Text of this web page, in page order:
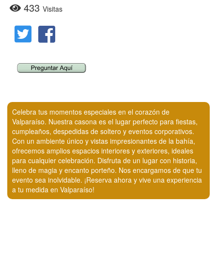
433 Visitas
Celebra tus momentos especiales en el corazón de
Valparaíso. Nuestra casona es el lugar perfecto para fiestas,
cumpleaños, despedidas de soltero y eventos corporativos.
Con un ambiente único y vistas impresionantes de la bahía,
ofrecemos amplios espacios interiores y exteriores, ideales
para cualquier celebración. Disfruta de un lugar con historia,
lleno de magia y encanto porteño. Nos encargamos de que tu
evento sea inolvidable. ¡Reserva ahora y vive una experiencia
a tu medida en Valparaíso!